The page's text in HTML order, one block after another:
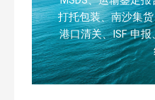
打托包装、南沙集
港口清关、ISF 申